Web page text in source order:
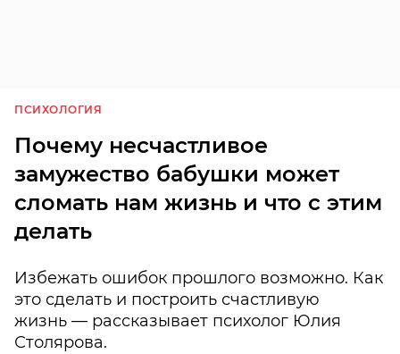
ПСИХОЛОГИЯ
Почему несчастливое
замужество бабушки может
сломать нам жизнь и что с этим
делать
Избежать ошибок прошлого возможно. Как
это сделать и построить счастливую
жизнь — рассказывает психолог Юлия
Столярова.